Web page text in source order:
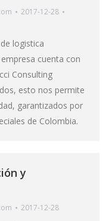
2017-12-28
logistica
cuenta con
Consulting
esto nos permite
garantizados por
de Colombia.
y
2017-12-28